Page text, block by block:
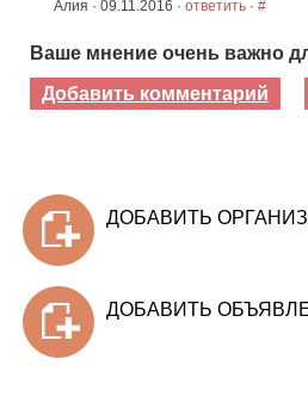
Алия · 09.11.2016 · ответить· #
Ваше мнение очень важно
Добавить комментарий
ДОБАВИТЬ
ДОБАВИТЬ